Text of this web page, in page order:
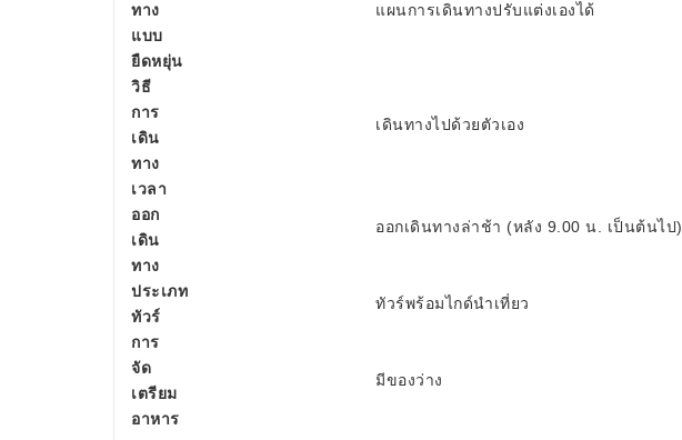
ทาง
แบบ
ยืดหยุ่น
แผนการเดินทางปรับแต่งเองได้
วิธี
การ
เดิน
ทาง
เดินทางไปด้วยตัวเอง
เวลา
ออก
เดิน
ทาง
ออกเดินทางล่าช้า (หลัง 9.00 น. เป็นต้นไป)
ประเภท
ทัวร์
ทัวร์พร้อมไกด์นำเที่ยว
การ
จัด
เตรียม
อาหาร
มีของว่าง